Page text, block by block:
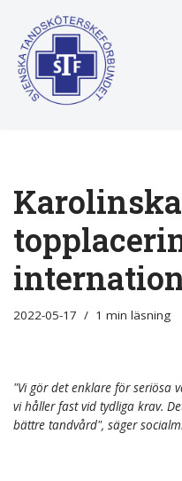
Hoppa
till
innehåll
2022-05-17 1 min läsning
"Vi gör det enklare för seriösa
vi håller fast vid tydliga krav.
bättre tandvård", säger